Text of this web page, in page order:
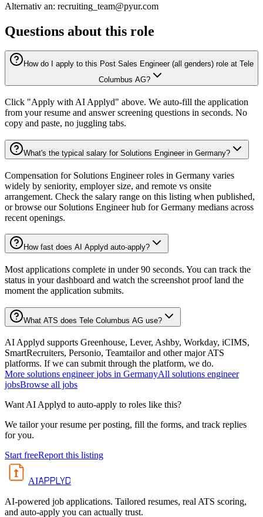
Alternativ an: recruiting_team@pyur.com
Questions about this role
How do I apply to this Post Sales Engineer (all genders) role at Tele
Columbus AG?
Click "Apply with AI Applyd" above. We auto-fill the application
from your resume and answer screening questions in seconds. No
copy and paste, no juggling tabs.
What's the typical salary for Solutions Engineer in Germany?
Compensation for Solutions Engineer roles in Germany varies
widely by seniority, employer size, and remote vs onsite
arrangement. Check the salary range on this listing when published,
or browse our Solutions Engineer hub for Germany medians across
recent openings.
How fast does AI Applyd auto-apply?
Most applications complete in under 90 seconds. You can track the
status in your dashboard and watch the screenshot proof land the
moment the application submits.
What ATS does Tele Columbus AG use?
AI Applyd supports Greenhouse, Lever, Ashby, Workday, iCIMS,
SmartRecruiters, Personio, Teamtailor and other major ATS
platforms. If we can submit through the platform, we do.
More solutions engineer jobs in GermanyAll solutions engineer
jobsBrowse all jobs
Want AI Applyd to auto-apply to roles like this?
We tailor your resume per posting, fill the forms, and track replies
for you.
Start freeReport this listing
AIAPPLYD
AI-powered job applications. Tailored resumes, real ATS scoring,
and auto-apply you can actually trust.